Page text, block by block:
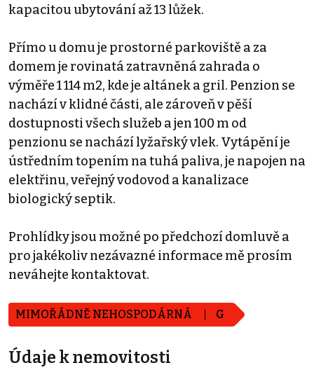
kapacitou ubytování až 13 lůžek.
Přímo u domu je prostorné parkoviště a za
domem je rovinatá zatravněná zahrada o
výměře 1 114 m2, kde je altánek a gril. Penzion se
nachází v klidné části, ale zároveň v pěší
dostupnosti všech služeb a jen 100 m od
penzionu se nachází lyžařský vlek. Vytápění je
ústředním topením na tuhá paliva, je napojen na
elektřinu, veřejný vodovod a kanalizace
biologický septik.
Prohlídky jsou možné po předchozí domluvě a
pro jakékoliv nezávazné informace mě prosím
neváhejte kontaktovat.
MIMOŘÁDNĚ NEHOSPODÁRNÁ G
Údaje k nemovitosti